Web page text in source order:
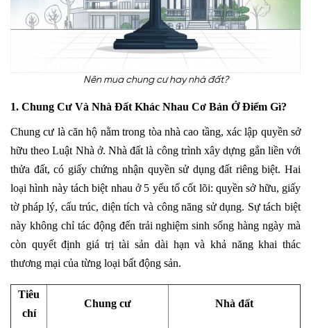
Nên mua chung cư hay nhà đất?
1. Chung Cư Và Nhà Đất Khác Nhau Cơ Bản Ở Điểm Gì?
Chung cư là căn hộ nằm trong tòa nhà cao tầng, xác lập quyền sở
hữu theo Luật Nhà ở. Nhà đất là công trình xây dựng gắn liền với
thửa đất, có giấy chứng nhận quyền sử dụng đất riêng biệt. Hai
loại hình này tách biệt nhau ở 5 yếu tố cốt lõi: quyền sở hữu, giấy
tờ pháp lý, cấu trúc, diện tích và công năng sử dụng. Sự tách biệt
này không chỉ tác động đến trải nghiệm sinh sống hàng ngày mà
còn quyết định giá trị tài sản dài hạn và khả năng khai thác
thương mại của từng loại bất động sản.
Tiêu
chí
Chung cư Nhà đất